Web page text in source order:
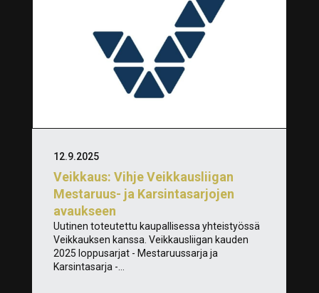
Veikkaus: Vihje Veikkausliigan
Mestaruus- ja Karsintasarjojen
avaukseen
12.9.2025
Uutinen toteutettu kaupallisessa yhteistyössä
Veikkauksen kanssa. Veikkausliigan kauden
2025 loppusarjat - Mestaruussarja ja
Karsintasarja -...